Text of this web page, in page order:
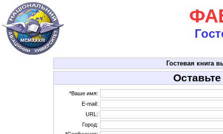
Гостевая книга
*Ваше имя:
E-mail:
URL:
Город: